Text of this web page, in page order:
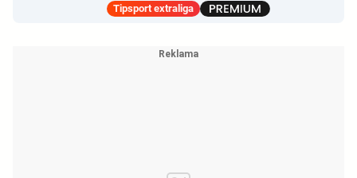
poskládat Pardubice
Tipsport extraliga